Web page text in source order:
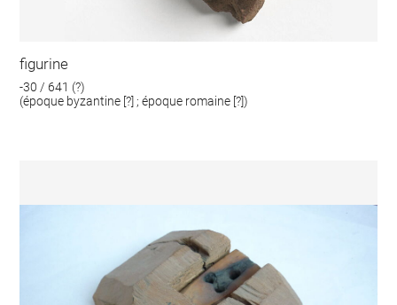
figurine
-30 / 641 (?)
(époque byzantine [?] ; époque romaine [?])